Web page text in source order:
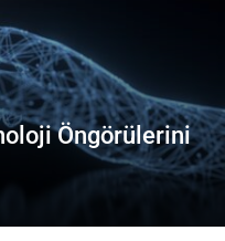
Öngörülerini